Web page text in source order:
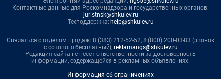
Контактные данные для Роскомнадзора и государственных органов:
juristnsk@shkulev.ru
Техподдержка: help@shkulev.ru
Связаться с отделом продаж: 8 (383) 212-52-52, 8 (800) 200-03-83 (звонок
с сотового бесплатный), reklamangs@shkulev.ru
Редакция сайта не несет ответственности за достоверность
информации, содержащейся в рекламных объявлениях.
Информация об ограничениях